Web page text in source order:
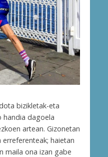
bizikletak-eta
handia dagoela
artean. Gizonetan
haietan
maila ona izan gabe